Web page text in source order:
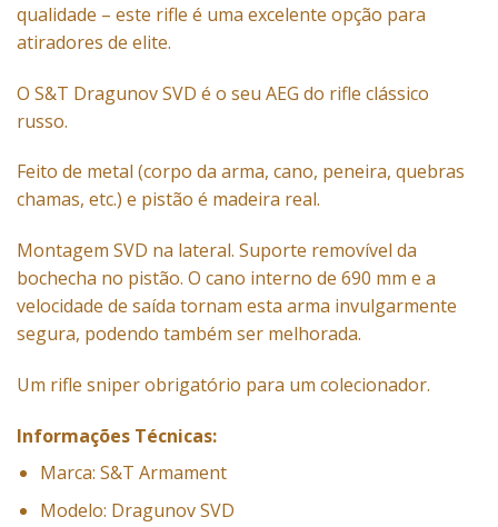
qualidade – este rifle é uma excelente opção para
atiradores de elite.
O S&T Dragunov SVD é o seu AEG do rifle clássico
russo.
Feito de metal (corpo da arma, cano, peneira, quebras
chamas, etc.) e pistão é madeira real.
Montagem SVD na lateral. Suporte removível da
bochecha no pistão. O cano interno de 690 mm e a
velocidade de saída tornam esta arma invulgarmente
segura, podendo também ser melhorada.
Um rifle sniperobrigatório para um colecionador.
Informações Técnicas:
Marca: S&T Armament
Modelo: Dragunov SVD